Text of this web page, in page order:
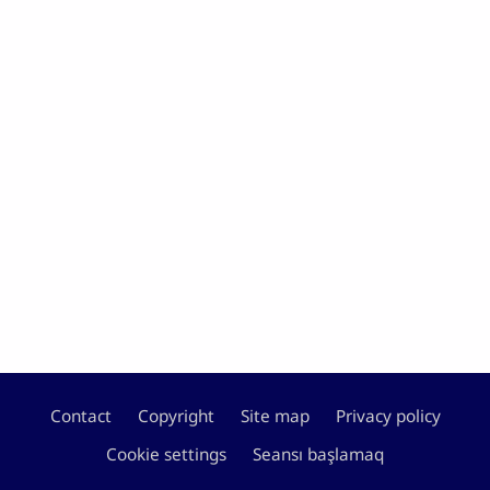
Footer
Contact Copyright Site map
Privacy policy
Cookie settings
Seansı başlamaq